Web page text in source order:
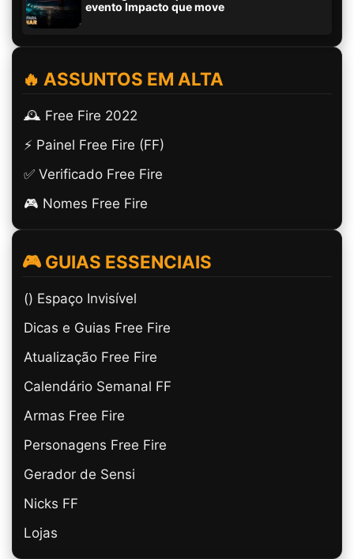
evento Impacto que move
🔥 ASSUNTOS EM ALTA
🕰️ Free Fire 2022
⚡ Painel Free Fire (FF)
✅ Verificado Free Fire
🎮 Nomes Free Fire
🎮 GUIAS ESSENCIAIS
(ㅤ) Espaço Invisível
Dicas e Guias Free Fire
Atualização Free Fire
Calendário Semanal FF
Armas Free Fire
Personagens Free Fire
Gerador de Sensi
Nicks FF
Lojas